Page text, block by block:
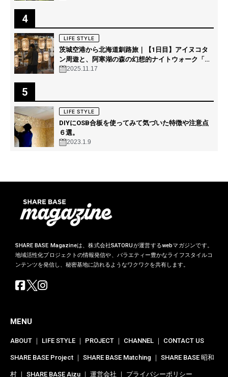
4
LIFE STYLE
茨城空港から北海道釧路旅｜【1日目】アイヌコタ
ン周遊と、阿寒湖の森の幻想的ナイトウォーク「カ
ムイルミナ」を体験！
2025.11.17
5
LIFE STYLE
DIYにOSB合板を使ってみて気づいた特徴や注意点
６選。
2023.1.9
SHARE BASE Magazineは、株式会社SATORUが運営するwebマガジンです。
地域活性化プロジェクトの情報発信や、バラエティー豊かなライフスタイルコ
ンテンツを発信し、秘密基地に訪れるようなワクワクを共有します。
MENU
ABOUT ｜ LIFE STYLE ｜ PROJECT ｜ CHANNEL ｜ CONTACT US
SHARE BASE Project ｜ SHARE BASE Matching ｜ SHARE BASE 昭和
村 ｜ SHARE BASE Aizu ｜ 運営会社 ｜ プライバシーポリシー